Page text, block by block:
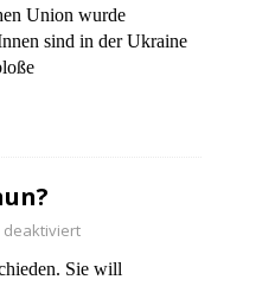
Union wurde
sind in der Ukraine
deaktiviert
Sie will